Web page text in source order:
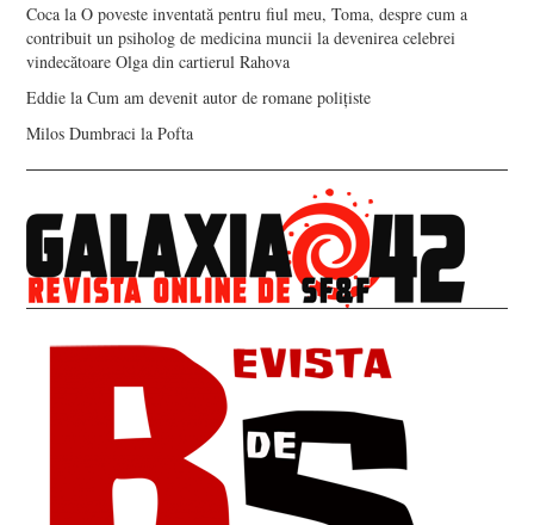
Coca laO poveste inventată pentru fiul meu, Toma, despre cum a
contribuit un psiholog de medicina muncii la devenirea celebrei
vindecătoare Olga din cartierul Rahova
Eddie laCum am devenit autor de romane polițiste
Milos Dumbraci laPofta